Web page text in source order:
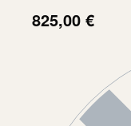
825,00 €